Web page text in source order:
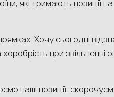
які тримають позиції
Хочу сьогодні
при звільненні
наші позиції,